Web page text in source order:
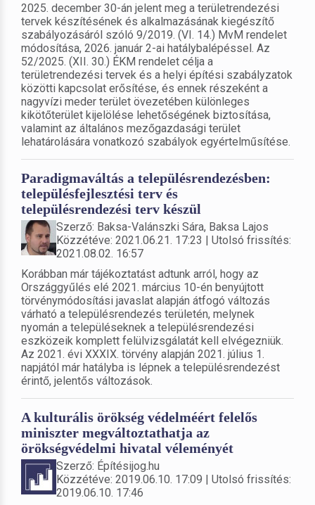
2025. december 30-án jelent meg a területrendezési
tervek készítésének és alkalmazásának kiegészítő
szabályozásáról szóló 9/2019. (VI. 14.) MvM rendelet
módosítása, 2026. január 2-ai hatálybalépéssel. Az
52/2025. (XII. 30.) ÉKM rendelet célja a
területrendezési tervek és a helyi építési szabályzatok
közötti kapcsolat erősítése, és ennek részeként a
nagyvízi meder terület övezetében különleges
kikötőterület kijelölése lehetőségének biztosítása,
valamint az általános mezőgazdasági terület
lehatárolására vonatkozó szabályok egyértelműsítése.
Paradigmaváltás a településrendezésben:
településfejlesztési terv és
településrendezési terv készül
Szerző: Baksa-Valánszki Sára, Baksa Lajos
Közzétéve: 2021.06.21. 17:23 | Utolsó frissítés:
2021.08.02. 16:57
Korábban már tájékoztatást adtunk arról, hogy az
Országgyűlés elé 2021. március 10-én benyújtott
törvénymódosítási javaslat alapján átfogó változás
várható a településrendezés területén, melynek
nyomán a településeknek a településrendezési
eszközeik komplett felülvizsgálatát kell elvégezniük.
Az 2021. évi XXXIX. törvény alapján 2021. július 1.
napjától már hatályba is lépnek a településrendezést
érintő, jelentős változások.
A kulturális örökség védelméért felelős
miniszter megváltoztathatja az
örökségvédelmi hivatal véleményét
Szerző: Építésijog.hu
Közzétéve: 2019.06.10. 17:09 | Utolsó frissítés:
2019.06.10. 17:46